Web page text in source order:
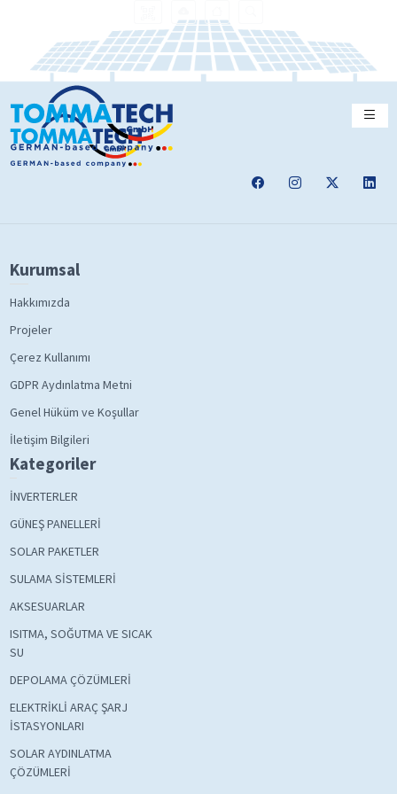
Kurumsal
Hakkımızda
Projeler
Çerez Kullanımı
GDPR Aydınlatma Metni
Genel Hüküm ve Koşullar
İletişim Bilgileri
Kategoriler
İNVERTERLER
GÜNEŞ PANELLERİ
SOLAR PAKETLER
SULAMA SİSTEMLERİ
AKSESUARLAR
ISITMA, SOĞUTMA VE SICAK
SU
DEPOLAMA ÇÖZÜMLERİ
ELEKTRİKLİ ARAÇ ŞARJ
İSTASYONLARI
SOLAR AYDINLATMA
ÇÖZÜMLERİ